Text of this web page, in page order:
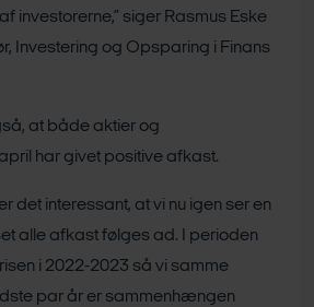
investorerne,” siger Rasmus Eske
Investering og Opsparing i Finans
at både aktier og
har givet positive afkast.
det interessant, at vi nu igen ser en
alle afkast følges ad. I perioden
i 2022-2023 så vi samme
par år er sammenhængen